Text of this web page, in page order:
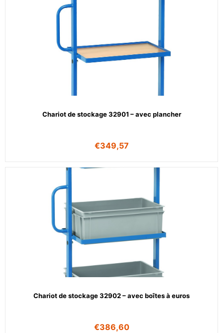
Chariot de stockage 32901 – avec plancher
€349,57
Chariot de stockage 32902 – avec boîtes à euros
€386,60